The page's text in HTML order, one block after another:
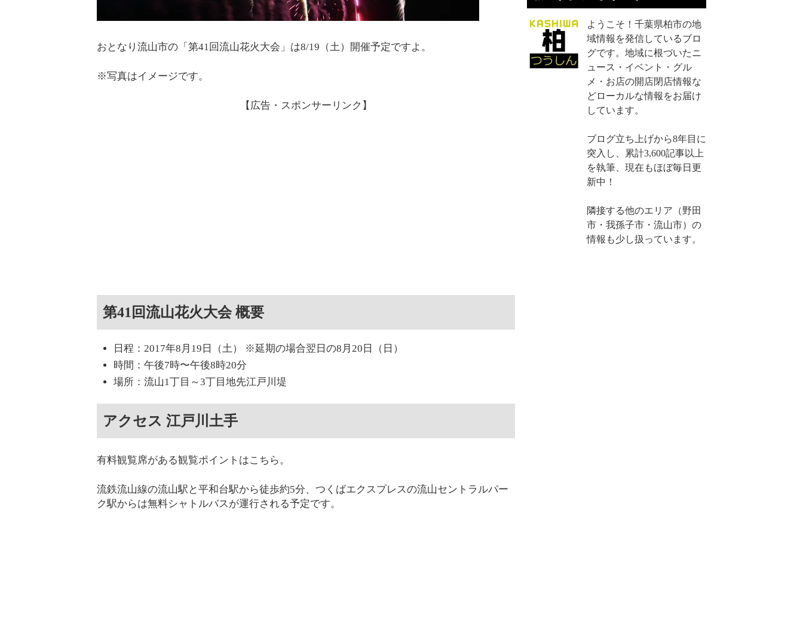
おとなり流山市の「第41回流山花火大会」は8/19（土）開催予定ですよ。
※写真はイメージです。
【広告・スポンサーリンク】
第41回流山花火大会 概要
日程：2017年8月19日（土） ※延期の場合翌日の8月20日（日）
時間：午後7時〜午後8時20分
場所：流山1丁目～3丁目地先江戸川堤
アクセス 江戸川土手
有料観覧席がある観覧ポイントはこちら。
流鉄流山線の流山駅と平和台駅から徒歩約5分、つくばエクスプレスの流山セントラルパー
ク駅からは無料シャトルバスが運行される予定です。
ようこそ！千葉県柏市の地
域情報を発信しているブロ
グです。地域に根づいたニ
ュース・イベント・グル
メ・お店の開店閉店情報な
どローカルな情報をお届け
しています。
ブログ立ち上げから8年目に
突入し、累計3,600記事以上
を執筆、現在もほぼ毎日更
新中！
隣接する他のエリア（野田
市・我孫子市・流山市）の
情報も少し扱っています。